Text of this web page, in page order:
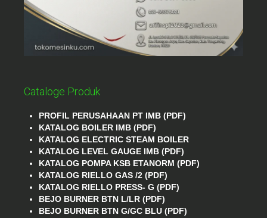
Cataloge Produk
PROFIL PERUSAHAAN PT IMB (PDF)
KATALOG BOILER IMB (PDF)
KATALOG ELECTRIC STEAM BOILER
KATALOG LEVEL GAUGE IMB (PDF)
KATALOG POMPA KSB ETANORM (PDF)
KATALOG RIELLO GAS /2 (PDF)
KATALOG RIELLO PRESS- G (PDF)
BEJO BURNER BTN L/LR (PDF)
BEJO BURNER BTN G/GC BLU (PDF)